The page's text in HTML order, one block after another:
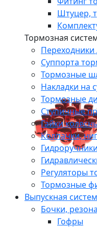
Штуцер,
Тормозная
Переходники
Суппорта
Тормозные
Накладки на
Тормозные
Ступичные
Гайки
Колпачки,
Регуляторы
Тормозные
Выпускная
Бочки,
Гофры